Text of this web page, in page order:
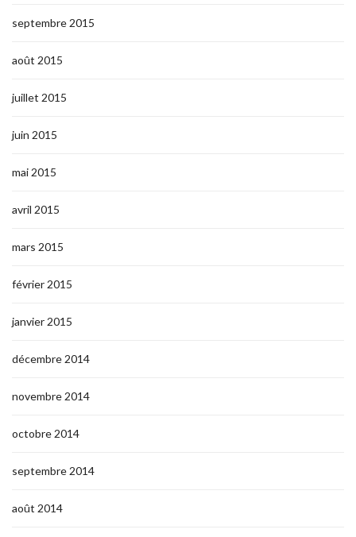
septembre 2015
août 2015
juillet 2015
juin 2015
mai 2015
avril 2015
mars 2015
février 2015
janvier 2015
décembre 2014
novembre 2014
octobre 2014
septembre 2014
août 2014